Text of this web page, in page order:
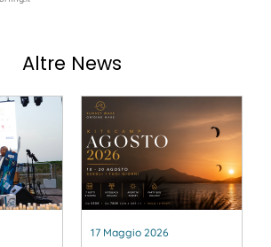
Altre News
17 Maggio 2026